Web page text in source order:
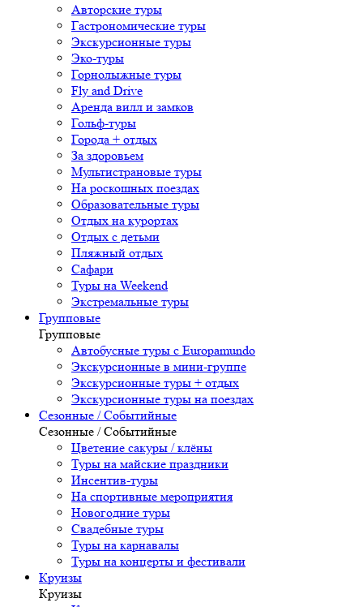
Авторские туры
Гастрономические туры
Экскурсионные туры
Эко-туры
Горнолыжные туры
Fly and Drive
Аренда вилл и замков
Гольф-туры
Города + отдых
За здоровьем
Мультистрановые туры
На роскошных поездах
Образовательные туры
Отдых на курортах
Отдых с детьми
Пляжный отдых
Сафари
Туры на Weekend
Экстремальные туры
Групповые
Групповые
Автобусные туры с Europamundo
Экскурсионные в мини-группе
Экскурсионные туры + отдых
Экскурсионные туры на поездах
Сезонные / Событийные
Сезонные / Событийные
Цветение сакуры / клёны
Туры на майские праздники
Инсентив-туры
На спортивные мероприятия
Новогодние туры
Свадебные туры
Туры на карнавалы
Туры на концерты и фестивали
Круизы
Круизы